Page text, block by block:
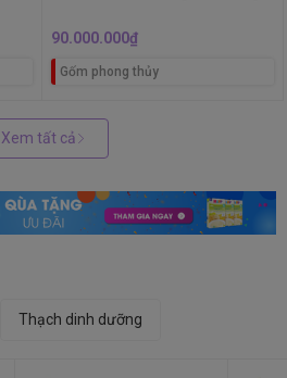
90.000.000₫
Gốm phong thủy
Xem tất cả
Thạch dinh dưỡng